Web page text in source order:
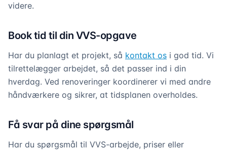
videre.
Book tid til din VVS-opgave
Har du planlagt et projekt, så kontakt os i god tid. Vi
tilrettelægger arbejdet, så det passer ind i din
hverdag. Ved renoveringer koordinerer vi med andre
håndværkere og sikrer, at tidsplanen overholdes.
Få svar på dine spørgsmål
Har du spørgsmål til VVS-arbejde, priser eller